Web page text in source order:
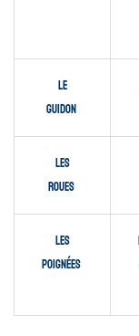
Le
guidon
Les
roues
Les
poignées